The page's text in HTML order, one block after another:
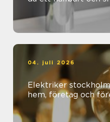
04. juli 2026
Elektriker stockholm trygg elhjälp
hem, företag och